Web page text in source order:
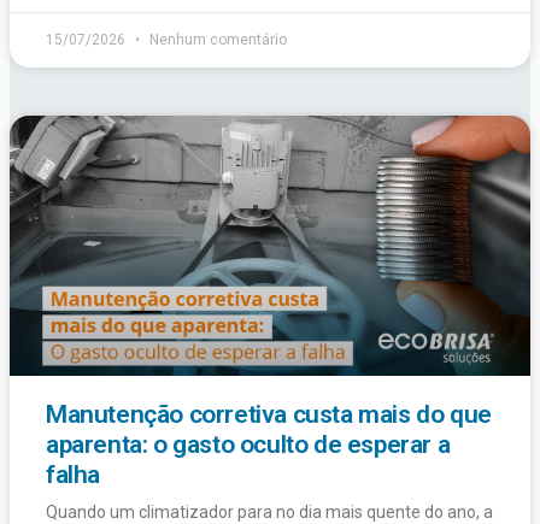
15/07/2026 Nenhum comentário
Manutenção corretiva custa mais do que
aparenta: o gasto oculto de esperar a
falha
Quando um climatizador para no dia mais quente do ano, a